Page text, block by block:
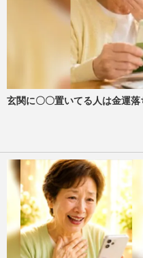
玄関に〇〇置いてる人は金運